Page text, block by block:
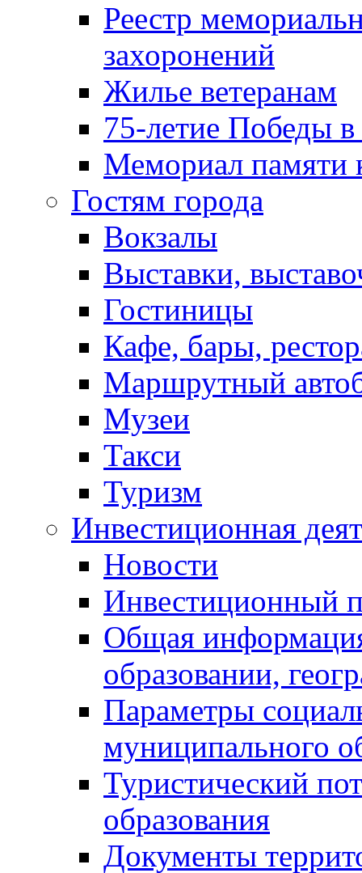
Реестр
захоронений
Жилье ветеранам
75-летие Победы
Мемориал памяти
Гостям города
Вокзалы
Выставки,
Гостиницы
Кафе, бары,
Маршрутный
Музеи
Такси
Туризм
Инвестиционная
Новости
Инвестиционный
Общая
образовании,
Параметры
муниципального
Туристический
образования
Документы